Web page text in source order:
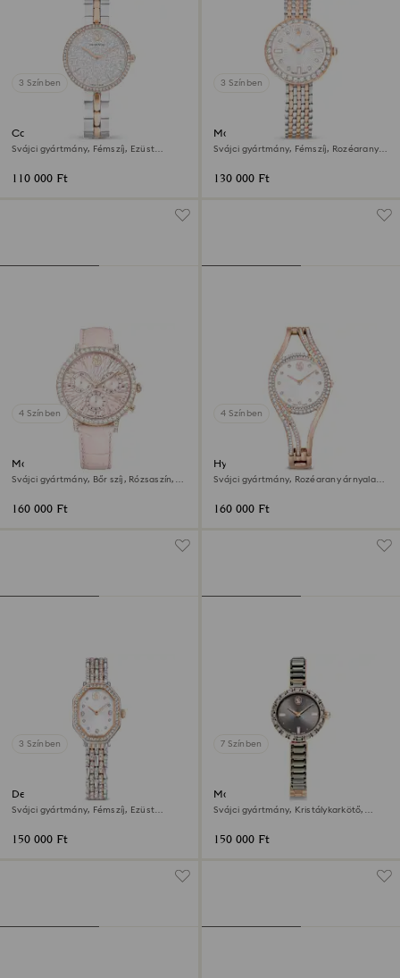
3 Színben
Cosmopolitan óra
Svájci gyártmány, Fémszíj, Ezüst
110 000 Ft
3 Színben
Matrix tennis 7-link óra
Svájci gyártmány, Fémszíj, Rozéarany
130 000 Ft
4 Színben
Matrix tennis chrono óra
Svájci gyártmány, Bőr szíj, Rózsaszín,
160 000 Ft
4 Színben
Hyperbola karpereces óra
Svájci gyártmány, Rozéarany árnyalat,
160 000 Ft
3 Színben
Dextera octagon óra
Svájci gyártmány, Fémszíj, Ezüst
150 000 Ft
7 Színben
Matrix bangle óra
Svájci gyártmány, Kristálykarkötő,
150 000 Ft